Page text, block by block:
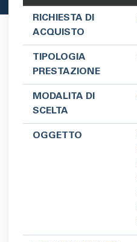
RICHIESTA DI
ACQUISTO
TIPOLOGIA
PRESTAZIONE
MODALITA DI
SCELTA
OGGETTO